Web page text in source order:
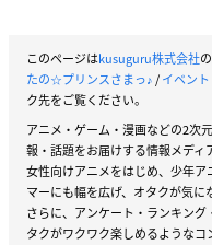
このページはkusuguru株式会社
たの☆プリンスさまっ♪/イベント
ク先をご覧ください。
アニメ・ゲーム・漫画などの2次
報・話題をお届けする情報メディ
女性向けアニメをはじめ、少年
マーにも幅を広げ、オタクが気に
さらに、アンケート・ランキン
タクがワクワク楽しめるようなコ